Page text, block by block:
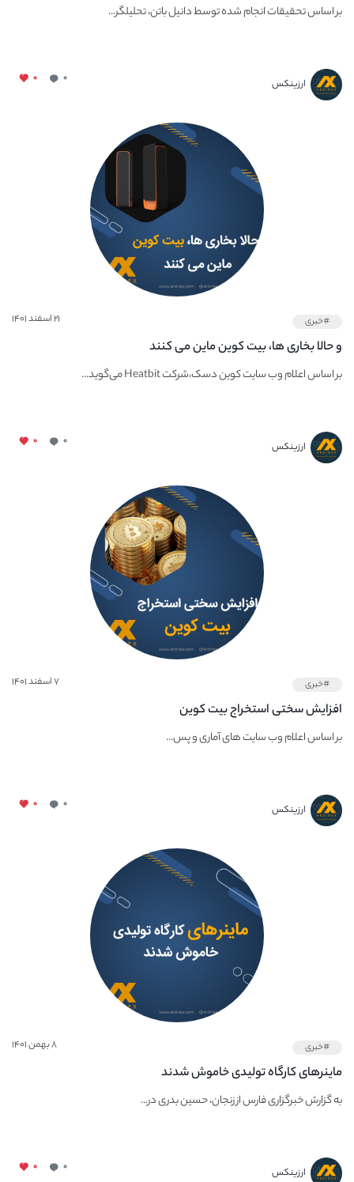
بر اساس تحقیقات انجام شده توسط دانیل باتن، تحلیلگر...
ارزینکس ۰ ۰
#خبری ۲۱ اسفند ۱۴۰۱
و حالا بخاری ها، بیت کوین ماین می کنند
بر اساس اعلام وب سایت کوین دسک،شرکت Heatbit می‌گوید...
ارزینکس ۰ ۰
#خبری ۷ اسفند ۱۴۰۱
افزایش سختی استخراج بیت کوین
بر اساس اعلام وب سایت های آماری و پس...
ارزینکس ۰ ۰
#خبری ۸ بهمن ۱۴۰۱
ماینرهای کارگاه تولیدی خاموش شدند
به گزارش خبرگزاری فارس از زنجان، حسین بدری در...
ارزینکس ۰ ۰